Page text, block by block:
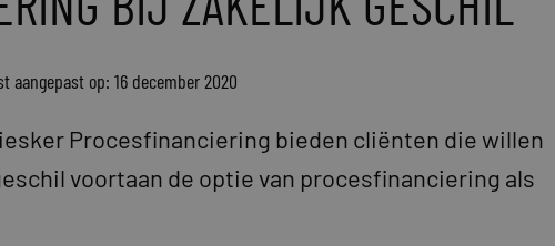
aangepast op: 16 december 2020
Procesfinanciering bieden cliënten die willen
voortaan de optie van procesfinanciering als